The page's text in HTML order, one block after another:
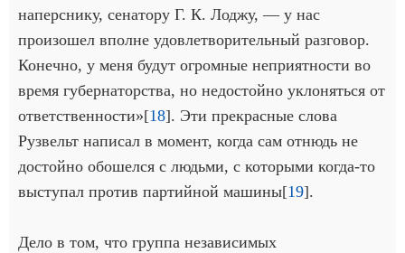
наперснику, сенатору Г. К. Лоджу, — у нас
произошел вполне удовлетворительный разговор.
Конечно, у меня будут огромные неприятности во
время губернаторства, но недостойно уклоняться от
ответственности»[18]. Эти прекрасные слова
Рузвельт написал в момент, когда сам отнюдь не
достойно обошелся с людьми, с которыми когда-то
выступал против партийной машины[19].
Дело в том, что группа независимых